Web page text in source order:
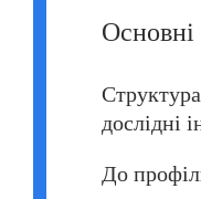
дослідні
До